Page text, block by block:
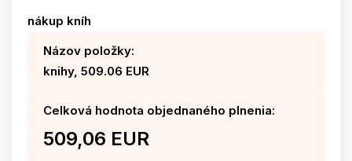
nákup kníh
Názov položky:
knihy, 509.06 EUR
Celková hodnota objednaného plnenia:
509,06 EUR